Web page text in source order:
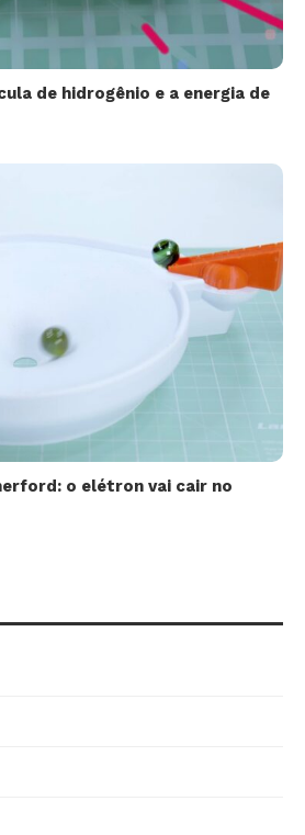
de hidrogênio e a energia de
o elétron vai cair no